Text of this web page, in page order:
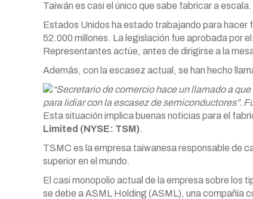
Taiwán es casi el único que sabe fabricar a escala.
Estados Unidos ha estado trabajando para hacer
52.000 millones. La legislación fue aprobada por
Representantes actúe, antes de dirigirse a la
Además, con la escasez actual, se han hecho
“Secretario de comercio hace un llamado a
para lidiar con la escasez de semiconductores”.
Esta situación implica buenas noticias para el
Limited (NYSE: TSM).
TSMC es la empresa taiwanesa responsable de
superior en el mundo.
El casi monopolio actual de la empresa sobre los
se debe a ASML Holding (ASML), una compañía